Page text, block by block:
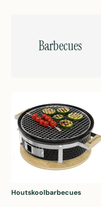
Barbecues
Houtskoolbarbecues